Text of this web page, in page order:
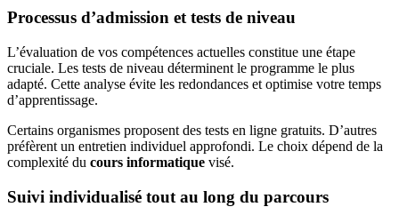
Processus d’admission et tests de niveau
L’évaluation de vos compétences actuelles constitue une étape
cruciale. Les tests de niveau déterminent le programme le plus
adapté. Cette analyse évite les redondances et optimise votre temps
d’apprentissage.
Certains organismes proposent des tests en ligne gratuits. D’autres
préfèrent un entretien individuel approfondi. Le choix dépend de la
complexité du cours informatique visé.
Suivi individualisé tout au long du parcours